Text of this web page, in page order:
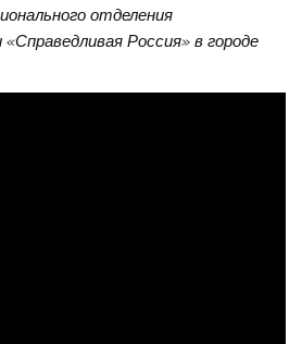
отделения
Россия» в городе